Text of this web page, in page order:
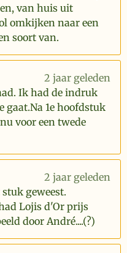
van huis uit
omkijken naar een
soort van.
2 jaar geleden
Ik had de indruk
gaat.Na 1e hoofdstuk
voor een twede
2 jaar geleden
geweest.
Lojis d'Or prijs
door André....(?)